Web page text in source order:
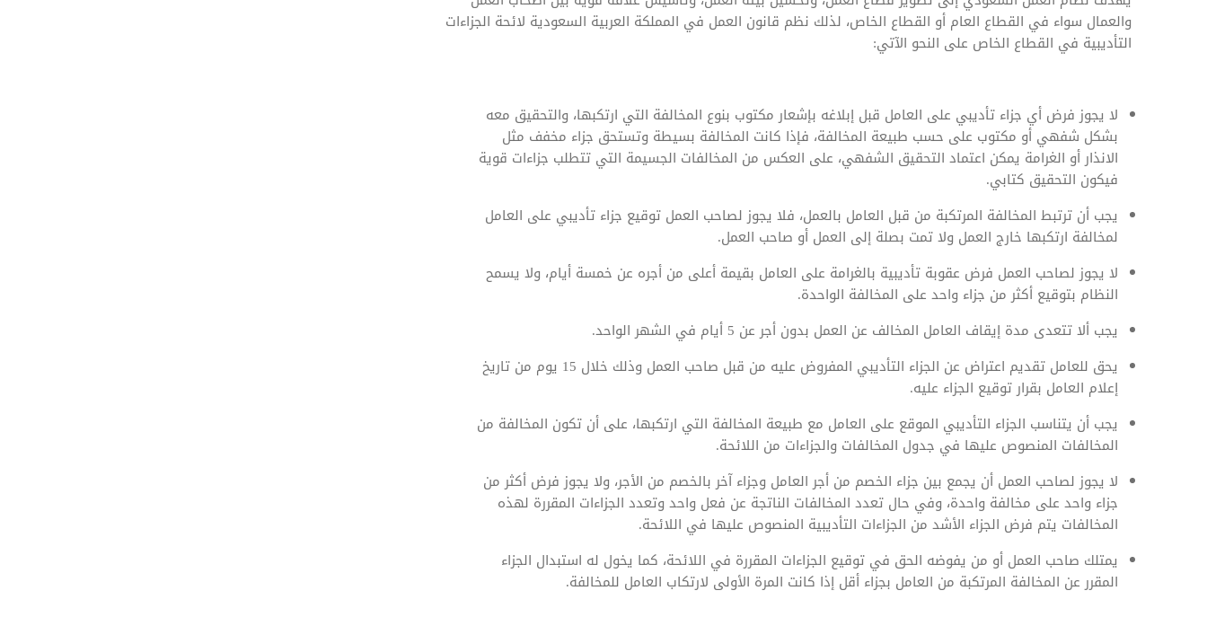
والعمال سواء في القطاع العام أو القطاع الخاص، لذلك نظم قانون العمل في المملكة العربية السعودية لائحة الجزاءات
التأديبية في القطاع الخاص على النحو الآتي:
لا يجوز فرض أي جزاء تأديبي على العامل قبل إبلاغه بإشعار مكتوب بنوع المخالفة التي ارتكبها، والتحقيق معه
بشكل شفهي أو مكتوب على حسب طبيعة المخالفة، فإذا كانت المخالفة بسيطة وتستحق جزاء مخفف مثل
الانذار أو الغرامة يمكن اعتماد التحقيق الشفهي، على العكس من المخالفات الجسيمة التي تتطلب جزاءات قوية
فيكون التحقيق كتابي.
يجب أن ترتبط المخالفة المرتكبة من قبل العامل بالعمل، فلا يجوز لصاحب العمل توقيع جزاء تأديبي على العامل
لمخالفة ارتكبها خارج العمل ولا تمت بصلة إلى العمل أو صاحب العمل.
لا يجوز لصاحب العمل فرض عقوبة تأديبية بالغرامة على العامل بقيمة أعلى من أجره عن خمسة أيام، ولا يسمح
النظام بتوقيع أكثر من جزاء واحد على المخالفة الواحدة.
يجب ألا تتعدى مدة إيقاف العامل المخالف عن العمل بدون أجر عن 5 أيام في الشهر الواحد.
يحق للعامل تقديم اعتراض عن الجزاء التأديبي المفروض عليه من قبل صاحب العمل وذلك خلال 15 يوم من تاريخ
إعلام العامل بقرار توقيع الجزاء عليه.
يجب أن يتناسب الجزاء التأديبي الموقع على العامل مع طبيعة المخالفة التي ارتكبها، على أن تكون المخالفة من
المخالفات المنصوص عليها في جدول المخالفات والجزاءات من اللائحة.
لا يجوز لصاحب العمل أن يجمع بين جزاء الخصم من أجر العامل وجزاء آخر بالخصم من الأجر، ولا يجوز فرض أكثر من
جزاء واحد على مخالفة واحدة، وفي حال تعدد المخالفات الناتجة عن فعل واحد وتعدد الجزاءات المقررة لهذه
المخالفات يتم فرض الجزاء الأشد من الجزاءات التأديبية المنصوص عليها في اللائحة.
يمتلك صاحب العمل أو من يفوضه الحق في توقيع الجزاءات المقررة في اللائحة، كما يخول له استبدال الجزاء
المقرر عن المخالفة المرتكبة من العامل بجزاء أقل إذا كانت المرة الأولى لارتكاب العامل للمخالفة.